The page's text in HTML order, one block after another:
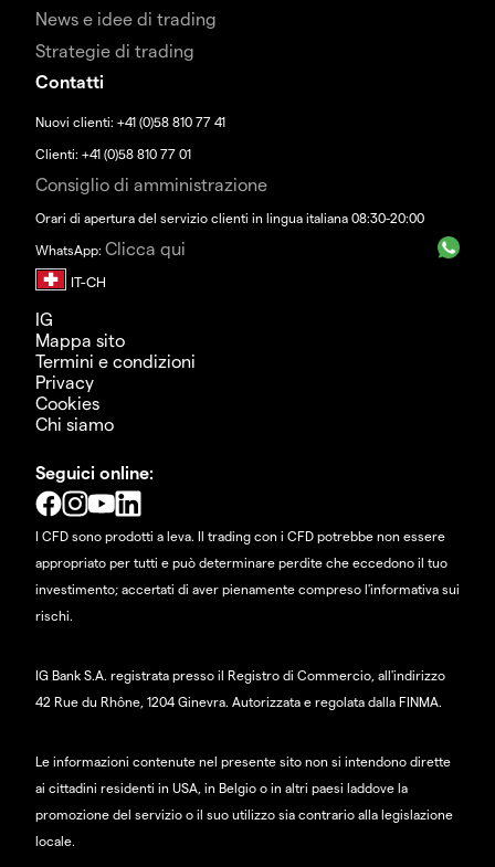
News e idee di trading
Strategie di trading
Contatti
Nuovi clienti: +41 (0)58 810 77 41
Clienti: +41 (0)58 810 77 01
Consiglio di amministrazione
Orari di apertura del servizio clienti in lingua italiana 08:30-20:00
WhatsApp: Clicca qui
IG
Mappa sito
Termini e condizioni
Privacy
Cookies
Chi siamo
Seguici online:
I CFD sono prodotti a leva. Il trading con i CFD potrebbe non essere
appropriato per tutti e può determinare perdite che eccedono il tuo
investimento; accertati di aver pienamente compreso l'informativa sui
rischi.
IG Bank S.A. registrata presso il Registro di Commercio, all'indirizzo
42 Rue du Rhône, 1204 Ginevra. Autorizzata e regolata dalla FINMA.
Le informazioni contenute nel presente sito non si intendono dirette
ai cittadini residenti in USA, in Belgio o in altri paesi laddove la
promozione del servizio o il suo utilizzo sia contrario alla legislazione
locale.